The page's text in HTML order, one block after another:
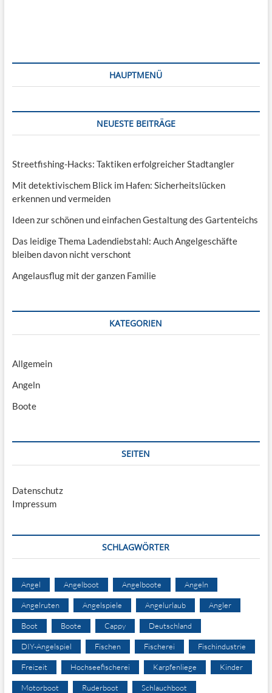
HAUPTMENÜ
NEUESTE BEITRÄGE
Streetfishing-Hacks: Taktiken erfolgreicher Stadtangler
Mit detektivischem Blick im Hafen: Sicherheitslücken
erkennen und vermeiden
Ideen zur schönen und einfachen Gestaltung des Gartenteichs
Das leidige Thema Ladendiebstahl: Auch Angelgeschäfte
bleiben davon nicht verschont
Angelausflug mit der ganzen Familie
KATEGORIEN
Allgemein
Angeln
Boote
SEITEN
Datenschutz
Impressum
SCHLAGWÖRTER
Angel Angelboot Angelboote Angeln
Angelruten Angelspiele Angelurlaub Angler
Boot Boote Cappy Deutschland
DIY-Angelspiel Fischen Fischerei Fischindustrie
Freizeit Hochseefischerei Karpfenliege Kinder
Motorboot Ruderboot Schlauchboot